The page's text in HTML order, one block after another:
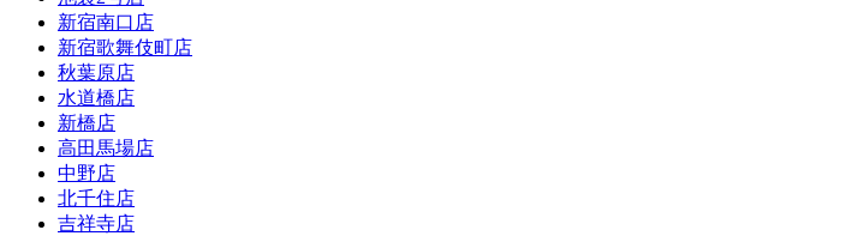
新宿南口店
新宿歌舞伎町店
秋葉原店
水道橋店
新橋店
高田馬場店
中野店
北千住店
吉祥寺店